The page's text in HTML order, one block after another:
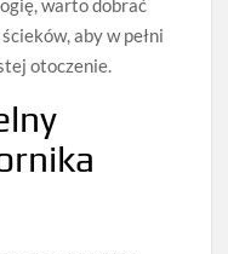
warto dobrać
aby w pełni
otoczenie.